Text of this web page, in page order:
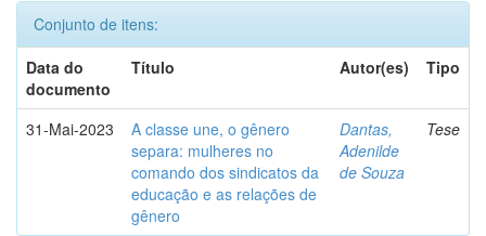
Conjunto de itens:
Data do
documento
Título Autor(es) Tipo
31-Mai-2023
A classe une, o gênero
separa: mulheres no
comando dos sindicatos da
educação e as relações de
gênero
Dantas,
Adenilde
de Souza
Tese